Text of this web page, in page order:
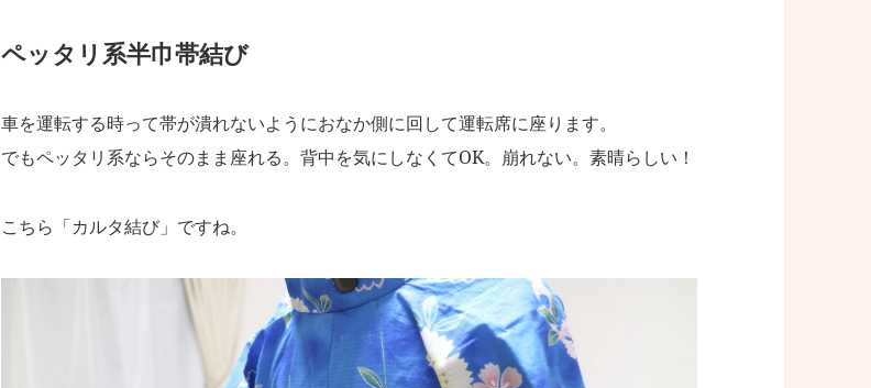
ペッタリ系半巾帯結び
車を運転する時って帯が潰れないようにおなか側に回して運転席に座ります。
でもペッタリ系ならそのまま座れる。背中を気にしなくてOK。崩れない。素晴らしい！
こちら「カルタ結び」ですね。